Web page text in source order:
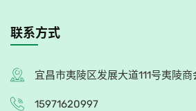
联系方式
宜昌市夷陵区发展大道111号夷陵商
15971620997